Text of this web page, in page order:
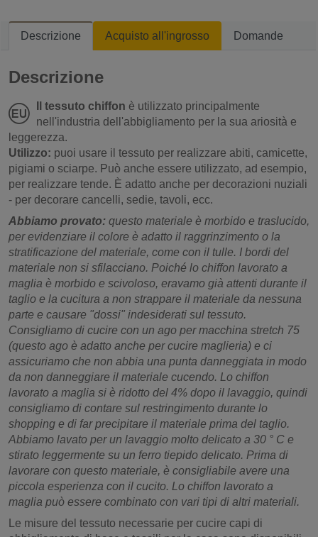
Descrizione Acquisto all'ingrosso Domande
Descrizione
Il tessuto chiffon è utilizzato principalmente
nell'industria dell'abbigliamento per la sua ariosità e
leggerezza.
Utilizzo: puoi usare il tessuto per realizzare abiti, camicette,
pigiami o sciarpe. Può anche essere utilizzato, ad esempio,
per realizzare tende. È adatto anche per decorazioni nuziali
- per decorare cancelli, sedie, tavoli, ecc.
Abbiamo provato: questo materiale è morbido e traslucido,
per evidenziare il colore è adatto il raggrinzimento o la
stratificazione del materiale, come con il tulle. I bordi del
materiale non si sfilacciano. Poiché lo chiffon lavorato a
maglia è morbido e scivoloso, eravamo già attenti durante il
taglio e la cucitura a non strappare il materiale da nessuna
parte e causare "dossi" indesiderati sul tessuto.
Consigliamo di cucire con un ago per macchina stretch 75
(questo ago è adatto anche per cucire maglieria) e ci
assicuriamo che non abbia una punta danneggiata in modo
da non danneggiare il materiale cucendo. Lo chiffon
lavorato a maglia si è ridotto del 4% dopo il lavaggio, quindi
consigliamo di contare sul restringimento durante lo
shopping e di far precipitare il materiale prima del taglio.
Abbiamo lavato per un lavaggio molto delicato a 30 ° C e
stirato leggermente su un ferro tiepido delicato. Prima di
lavorare con questo materiale, è consigliabile avere una
piccola esperienza con il cucito. Lo chiffon lavorato a
maglia può essere combinato con vari tipi di altri materiali.
Le misure del tessuto necessarie per cucire capi di